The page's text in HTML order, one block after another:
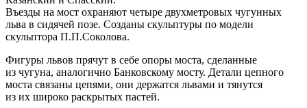
Въезды на мост охраняют четыре двухметровых чугунных
льва в сидячей позе. Созданы скульптуры по модели
скульптора П.П.Соколова.
Фигуры львов прячут в себе опоры моста, сделанные
из чугуна, аналогично Банковскому мосту. Детали цепного
моста связаны цепями, они держатся львами и тянутся
из их широко раскрытых пастей.